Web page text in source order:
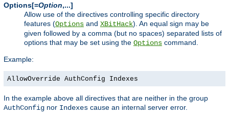
Options[=Option,...]
Allow use of the directives controlling specific directory
features (Options and XBitHack). An equal sign may be
given followed by a comma (but no spaces) separated lists of
options that may be set using the Options command.
Example:
AllowOverride AuthConfig Indexes
In the example above all directives that are neither in the group
AuthConfig nor Indexes cause an internal server error.